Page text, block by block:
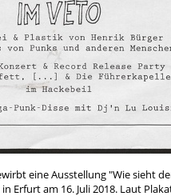
eine Ausstellung "Wie sieht
Erfurt am 16. Juli 2018. Laut